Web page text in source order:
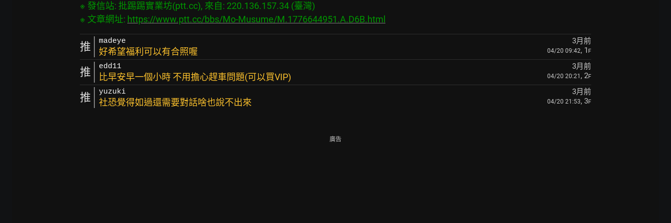
※ 發信站: 批踢踢實業坊(ptt.cc), 來自: 220.136.157.34 (臺灣)
※ 文章網址: https://www.ptt.cc/bbs/Mo-Musume/M.1776644951.A.D6B.html
推 madeye 3月前
好希望福利可以有合照喔 04/20 09:42, 1 F
推 edd11 3月前
比早安早一個小時 不用擔心趕車問題(可以買VIP) 04/20 20:21 , 2F
推 yuzuki 3月前
社恐覺得如過還需要對話啥也說不出來 04/20 21:53, 3F
廣告